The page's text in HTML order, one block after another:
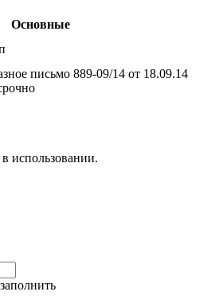
Основные
письмо 889-09/14 от 18.09.14
использовании.